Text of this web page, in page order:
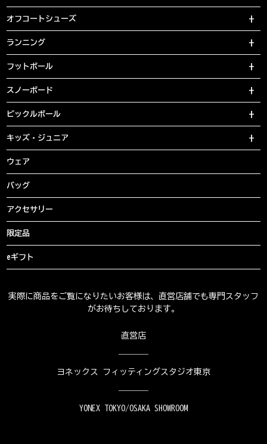
オフコートシューズ
ランニング
フットボール
スノーボード
ピックルボール
キッズ・ジュニア
ウェア
バッグ
アクセサリー
限定品
eギフト
実際に商品をご覧になりたいお客様は、直営店舗でも専門スタッフ
がお待ちしております。
直営店
ヨネックス フィッティングスタジオ東京
YONEX TOKYO/OSAKA SHOWROOM